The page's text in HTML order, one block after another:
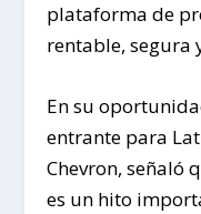
plataforma de
rentable, segura
En su
entrante para
Chevron, señaló
es un hito